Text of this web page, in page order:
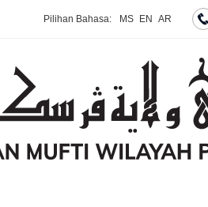
Pilihan Bahasa: MS EN AR